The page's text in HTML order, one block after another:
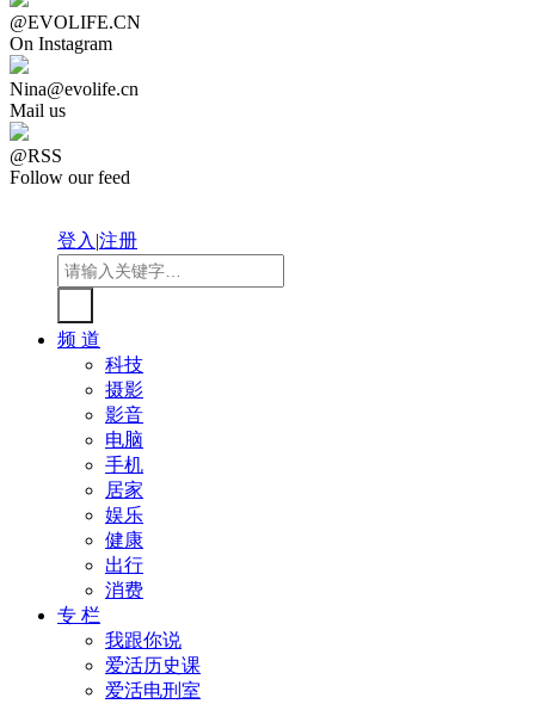
@EVOLIFE.CN
On Instagram
Nina@evolife.cn
Mail us
@RSS
Follow our feed
登入|注册
频 道
科技
摄影
影音
电脑
手机
居家
娱乐
健康
出行
消费
专 栏
我跟你说
爱活历史课
爱活电刑室